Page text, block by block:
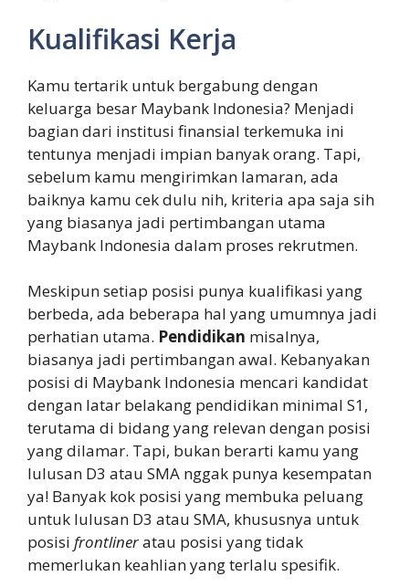
Kualifikasi Kerja
Kamu tertarik untuk bergabung dengan
keluarga besar Maybank Indonesia? Menjadi
bagian dari institusi finansial terkemuka ini
tentunya menjadi impian banyak orang. Tapi,
sebelum kamu mengirimkan lamaran, ada
baiknya kamu cek dulu nih, kriteria apa saja sih
yang biasanya jadi pertimbangan utama
Maybank Indonesia dalam proses rekrutmen.
Meskipun setiap posisi punya kualifikasi yang
berbeda, ada beberapa hal yang umumnya jadi
perhatian utama. Pendidikan misalnya,
biasanya jadi pertimbangan awal. Kebanyakan
posisi di Maybank Indonesia mencari kandidat
dengan latar belakang pendidikan minimal S1,
terutama di bidang yang relevan dengan posisi
yang dilamar. Tapi, bukan berarti kamu yang
lulusan D3 atau SMA nggak punya kesempatan
ya! Banyak kok posisi yang membuka peluang
untuk lulusan D3 atau SMA, khususnya untuk
posisi frontlineratau posisi yang tidak
memerlukan keahlian yang terlalu spesifik.